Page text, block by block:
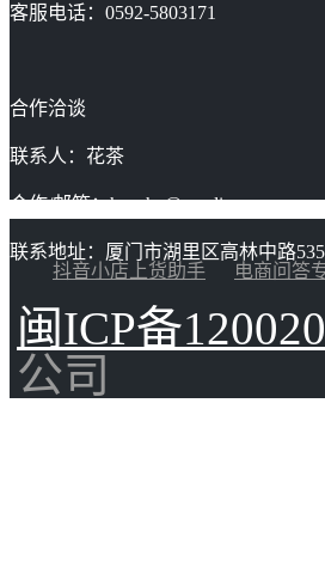
客服电话：0592-5803171
合作洽谈
联系人：花茶
合作/邮箱：huacha@gaoding.com
联系地址：厦门市湖里区高林中路
抖音小店上货助手
电商问答
闽ICP备
公司